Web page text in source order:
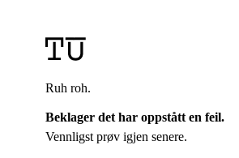
Ruh roh.
Beklager det har oppstått en feil.
Vennligst prøv igjen senere.